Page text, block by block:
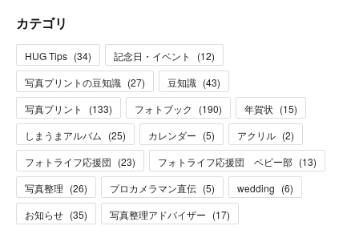
カテゴリ
HUG Tips (34) 記念日・イベント (12)
写真プリントの豆知識 (27) 豆知識 (43)
写真プリント
(133) フォトブック (190) 年賀状 (15)
しまうまアルバム (25) カレンダー (5) アクリル (2)
フォトライフ応援団 (23) フォトライフ応援団 ベビー部 (13)
写真整理 (26) プロカメラマン直伝 (5) wedding (6)
お知らせ (35) 写真整理アドバイザー (17)